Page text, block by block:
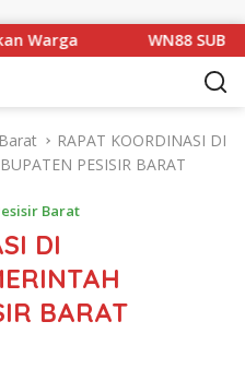
WN88 SUB UNIT
RAPAT KOORDINASI DI
PESISIR BARAT
Barat
DI
BARAT